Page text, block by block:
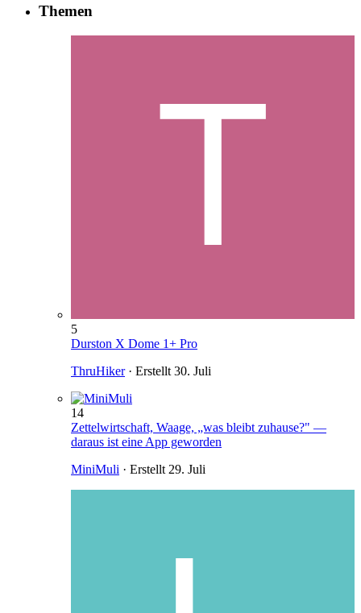
Themen
5
Durston X Dome 1+ Pro
ThruHiker· Erstellt 30. Juli
14
Zettelwirtschaft, Waage, „was bleibt zuhause?" —
daraus ist eine App geworden
MiniMuli · Erstellt 29. Juli